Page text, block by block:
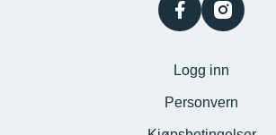
facebookinstagram
Logg inn
Personvern